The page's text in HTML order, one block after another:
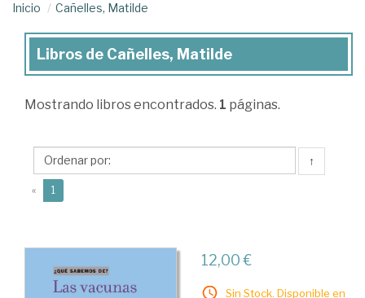
Inicio Cañelles, Matilde
Libros
Cañelles,
Libros de Cañelles, Matilde
Mostrando libros encontrados. 1 páginas.
↑
« 1
12,00 €
Sin Stock. Disponible en